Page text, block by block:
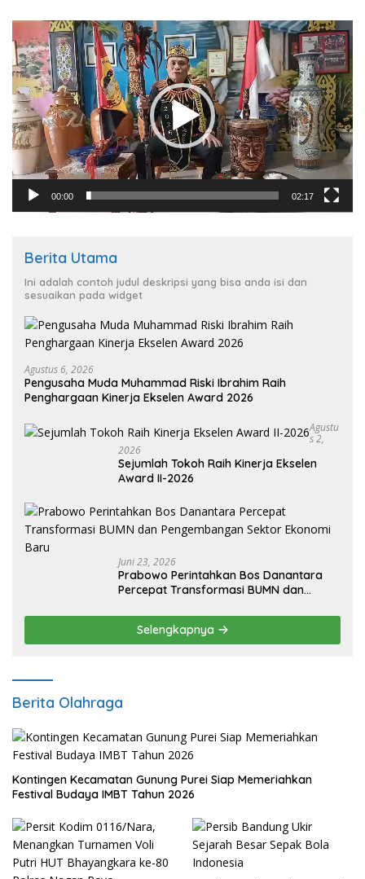
Pemutar
Video
00:00 02:17
Berita Utama
Ini adalah contoh judul deskripsi yang bisa anda isi dan
sesuaikan pada widget
Agustus 6, 2026
Pengusaha Muda Muhammad Riski Ibrahim Raih
Penghargaan Kinerja Ekselen Award 2026
Agustu
S 2,
2026
Sejumlah Tokoh Raih Kinerja Ekselen
Award II-2026
Juni 23, 2026
Prabowo Perintahkan Bos Danantara
Percepat Transformasi BUMN dan
Selengkapnya
Berita Olahraga
Kontingen Kecamatan Gunung Purei Siap Memeriahkan
Festival Budaya IMBT Tahun 2026